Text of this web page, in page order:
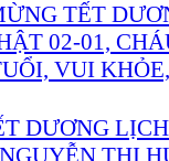
TẾT
02-01,
VUI
DƯƠNG
THỊ